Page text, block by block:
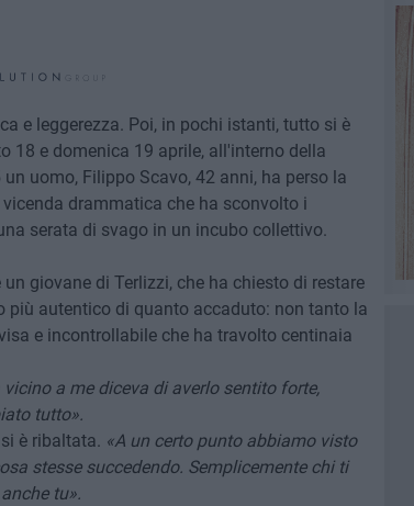
e leggerezza. Poi, in pochi istanti, tutto si è
18 e domenica 19 aprile, all'interno della
uomo, Filippo Scavo, 42 anni, ha perso la
drammatica che ha sconvolto i
serata di svago in un incubo collettivo.
giovane di Terlizzi, che ha chiesto di restare
autentico di quanto accaduto: non tanto la
e incontrollabile che ha travolto centinaia
vicino a me diceva di averlo sentito forte,
tutto».
è ribaltata. «A un certo punto abbiamo visto
stesse succedendo. Semplicemente chi ti
tu».